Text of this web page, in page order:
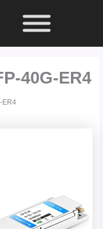
40G-ER4
ER4